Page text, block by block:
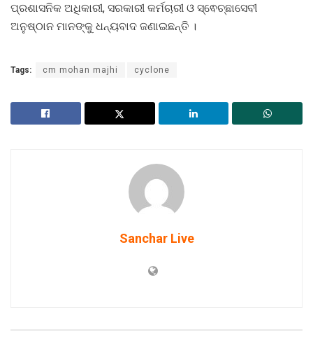
ପ୍ରଶାସନିକ ଅଧିକାରୀ, ସରକାରୀ କର୍ମଚାରୀ ଓ ସ୍ଵେଚ୍ଛାସେବୀ
ଅନୁଷ୍ଠାନ ମାନଙ୍କୁ ଧନ୍ୟବାଦ ଜଣାଇଛନ୍ତି ।
Tags: cm mohan majhi cyclone
Sanchar Live